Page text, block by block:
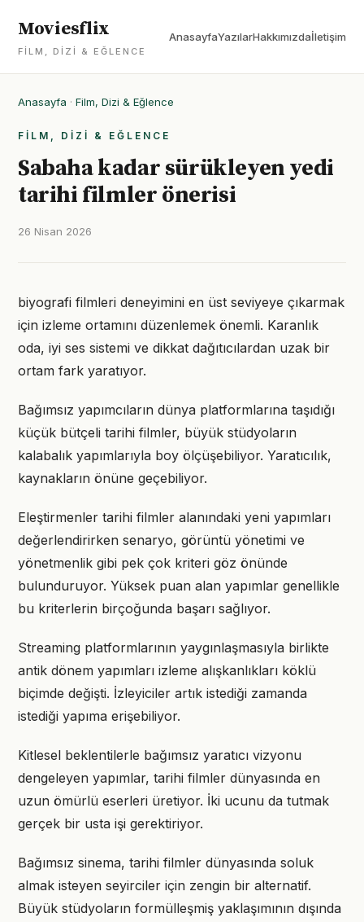
Moviesflix
FILM, DIZI & EĞLENCE
AnasayfaYazılarHakkımızdaİletişim
Anasayfa · Film, Dizi & Eğlence
FILM, DIZI & EĞLENCE
Sabaha kadar sürükleyen yedi
tarihi filmler önerisi
26 Nisan 2026
biyografi filmleri deneyimini en üst seviyeye çıkarmak
için izleme ortamını düzenlemek önemli. Karanlık
oda, iyi ses sistemi ve dikkat dağıtıcılardan uzak bir
ortam fark yaratıyor.
Bağımsız yapımcıların dünya platformlarına taşıdığı
küçük bütçeli tarihi filmler, büyük stüdyoların
kalabalık yapımlarıyla boy ölçüşebiliyor. Yaratıcılık,
kaynakların önüne geçebiliyor.
Eleştirmenler tarihi filmler alanındaki yeni yapımları
değerlendirirken senaryo, görüntü yönetimi ve
yönetmenlik gibi pek çok kriteri göz önünde
bulunduruyor. Yüksek puan alan yapımlar genellikle
bu kriterlerin birçoğunda başarı sağlıyor.
Streaming platformlarının yaygınlaşmasıyla birlikte
antik dönem yapımları izleme alışkanlıkları köklü
biçimde değişti. İzleyiciler artık istediği zamanda
istediği yapıma erişebiliyor.
Kitlesel beklentilerle bağımsız yaratıcı vizyonu
dengeleyen yapımlar, tarihi filmler dünyasında en
uzun ömürlü eserleri üretiyor. İki ucunu da tutmak
gerçek bir usta işi gerektiriyor.
Bağımsız sinema, tarihi filmler dünyasında soluk
almak isteyen seyirciler için zengin bir alternatif.
Büyük stüdyoların formülleşmiş yaklaşımının dışında